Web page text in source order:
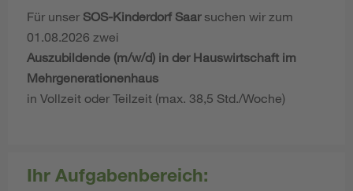
Für unser SOS-Kinderdorf Saarsuchen wir zum
01.08.2026 zwei
Auszubildende (m/w/d) in der Hauswirtschaft im
Mehrgenerationenhaus
in Vollzeit oder Teilzeit (max. 38,5 Std./Woche)
Ihr Aufgabenbereich: